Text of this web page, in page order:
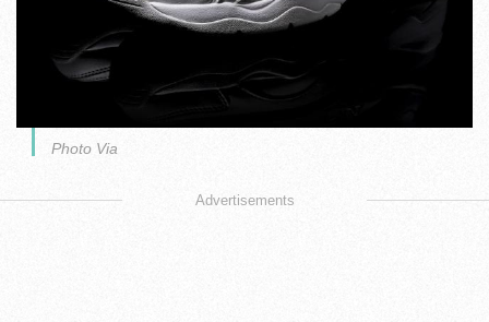
Photo Via
Advertisements